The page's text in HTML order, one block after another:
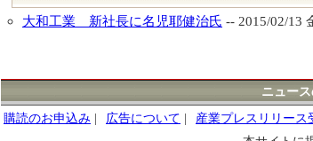
大和工業 新社長に名児耶健治氏 -- 2015/02/13
ニュー
購読のお申込み | 広告について | 産業プレスリリース